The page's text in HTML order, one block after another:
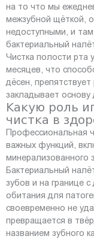
на то что мы
межзубной щёткой,
недоступными, и там
бактериальный
Чистка полости рта
месяцев, что
дёсен,
закладывает
Какую роль
чистка в
Профессиональная
важных функций,
минерализованного
Бактериальный
зубов и на границе
обитания для
своевременно не
превращается в
названием зубного